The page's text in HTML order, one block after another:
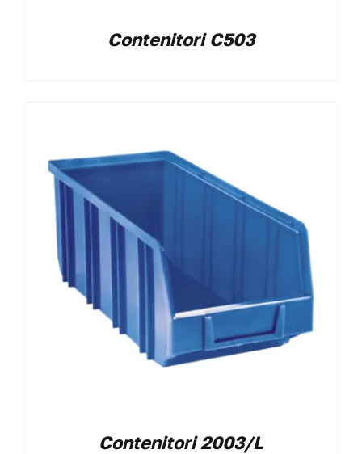
Contenitori C503
Contenitori 2003/L